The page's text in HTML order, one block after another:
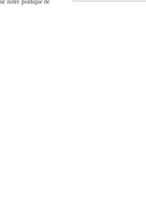
notre politique de